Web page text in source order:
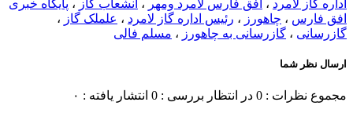
اداره گاز لامرد ، افق فارس لامرد ومهر ، انشعاب گاز ، پایگاه خبری
افق فارس ، چاهورز ، رئیس اداره گاز لامرد ، علملک گاز ،
گازرسانی ، گازرسانی به چاهورز ، مسلم فالی
ارسال نظر شما
مجموع نظرات : 0 در انتظار بررسی : 0 انتشار یافته : ۰